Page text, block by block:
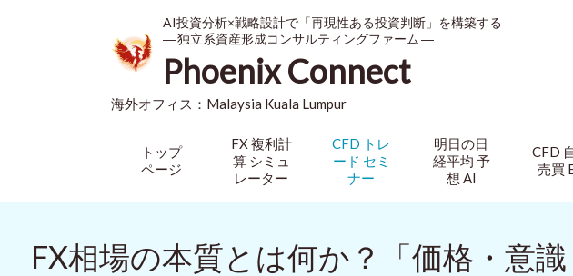
AI投資分析×戦略設計で「再現性ある投資判断」を構築する
― 独立系資産形成コンサルティングファーム ―
Phoenix Connect
海外オフィス： Malaysia Kuala Lumpur
トップ
ページ
FX 複利計
算 シミュ
レーター
CFD トレ
ード セミ
ナー
明日の日
経平均 予
想 AI
CFD
売買
FX相場の本質とは何か？「価格・意